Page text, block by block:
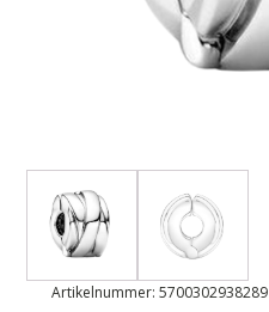
Artikelnummer: 5700302938289